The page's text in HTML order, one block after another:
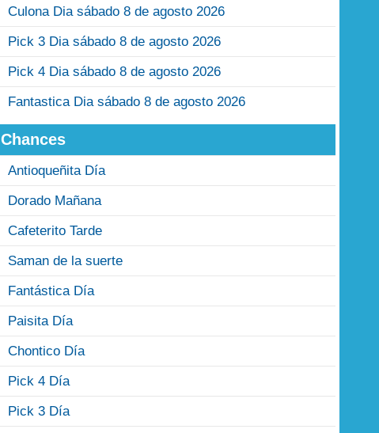
Culona Dia sábado 8 de agosto 2026
Pick 3 Dia sábado 8 de agosto 2026
Pick 4 Dia sábado 8 de agosto 2026
Fantastica Dia sábado 8 de agosto 2026
Chances
Antioqueñita Día
Dorado Mañana
Cafeterito Tarde
Saman de la suerte
Fantástica Día
Paisita Día
Chontico Día
Pick 4 Día
Pick 3 Día